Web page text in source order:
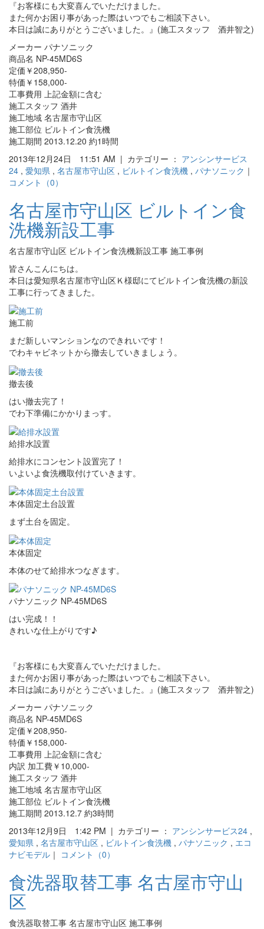
『お客様にも大変喜んでいただけました。
また何かお困り事があった際はいつでもご相談下さい。
本日は誠にありがとうございました。』(施工スタッフ 酒井智之)
メーカー パナソニック
商品名 NP-45MD6S
定価￥208,950-
特価￥158,000-
工事費用 上記金額に含む
施工スタッフ 酒井
施工地域 名古屋市守山区
施工部位 ビルトイン食洗機
施工期間 2013.12.20 約1時間
2013年12月24日 11:51 AM | カテゴリー ： アンシンサービス
24 , 愛知県 , 名古屋市守山区 , ビルトイン食洗機 , パナソニック ｜
コメント（0）
名古屋市守山区 ビルトイン食
洗機新設工事
名古屋市守山区 ビルトイン食洗機新設工事 施工事例
皆さんこんにちは。
本日は愛知県名古屋市守山区Ｋ様邸にてビルトイン食洗機の新設
工事に行ってきました。
施工前
まだ新しいマンションなのできれいです！
でわキャビネットから撤去していきましょう。
撤去後
はい撤去完了！
でわ下準備にかかりまっす。
給排水設置
給排水にコンセント設置完了！
いよいよ食洗機取付けていきます。
本体固定土台設置
まず土台を固定。
本体固定
本体のせて給排水つなぎます。
パナソニック NP-45MD6S
はい完成！！
きれいな仕上がりです♪
『お客様にも大変喜んでいただけました。
また何かお困り事があった際はいつでもご相談下さい。
本日は誠にありがとうございました。』(施工スタッフ 酒井智之)
メーカー パナソニック
商品名 NP-45MD6S
定価￥208,950-
特価￥158,000-
工事費用 上記金額に含む
内訳 加工費￥10,000-
施工スタッフ 酒井
施工地域 名古屋市守山区
施工部位 ビルトイン食洗機
施工期間 2013.12.7 約3時間
2013年12月9日 1:42 PM | カテゴリー ： アンシンサービス24 ,
愛知県 , 名古屋市守山区 , ビルトイン食洗機 , パナソニック , エコ
ナビモデル ｜ コメント（0）
食洗器取替工事 名古屋市守山
区
食洗器取替工事 名古屋市守山区 施工事例